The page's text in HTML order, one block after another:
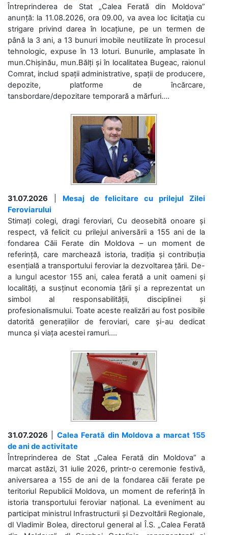
Întreprinderea de Stat „Calea Ferată din Moldova”
anunță: la 11.08.2026, ora 09.00, va avea loc licitaţia cu
strigare privind darea în locațiune, pe un termen de
până la 3 ani, a 13 bunuri imobile neutilizate în procesul
tehnologic, expuse în 13 loturi. Bunurile, amplasate în
mun.Chișinău, mun.Bălți și în localitatea Bugeac, raionul
Comrat, includ spații administrative, spații de producere,
depozite, platforme de încărcare,
tansbordare/depozitare temporară a mărfuri....
31.07.2026
Mesaj de felicitare cu prilejul Zilei
Feroviarului
Stimați colegi, dragi feroviari, Cu deosebită onoare și
respect, vă felicit cu prilejul aniversării a 155 ani de la
fondarea Căii Ferate din Moldova – un moment de
referință, care marchează istoria, tradiția și contribuția
esențială a transportului feroviar la dezvoltarea țării. De-
a lungul acestor 155 ani, calea ferată a unit oameni și
localități, a susținut economia țării și a reprezentat un
simbol al responsabilității, disciplinei și
profesionalismului. Toate aceste realizări au fost posibile
datorită generațiilor de feroviari, care și-au dedicat
munca și viața acestei ramuri....
31.07.2026
Calea Ferată din Moldova a marcat 155
de ani de activitate
Întreprinderea de Stat „Calea Ferată din Moldova” a
marcat astăzi, 31 iulie 2026, printr-o ceremonie festivă,
aniversarea a 155 de ani de la fondarea căii ferate pe
teritoriul Republicii Moldova, un moment de referință în
istoria transportului feroviar național. La eveniment au
participat ministrul Infrastructurii și Dezvoltării Regionale,
dl Vladimir Bolea, directorul general al Î.S. „Calea Ferată